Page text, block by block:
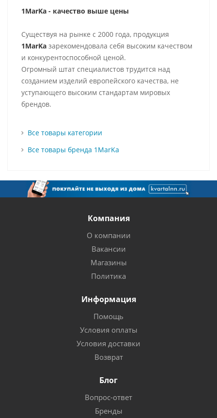
1MarKa - качество выше цены
Существуя на рынке с 2000 года, продукция
1MarKa зарекомендовала себя высоким качеством
и конкурентоспособной ценой.
Огромный штат специалистов трудится над
созданием изделий европейского качества, не
уступающего высоким стандартам мировых
брендов.
Все товары категории
Все товары бренда 1MarKa
Компания
О компании
Вакансии
Магазины
Политика
Информация
Помощь
Условия оплаты
Условия доставки
Возврат
Блог
Вопрос-ответ
Бренды